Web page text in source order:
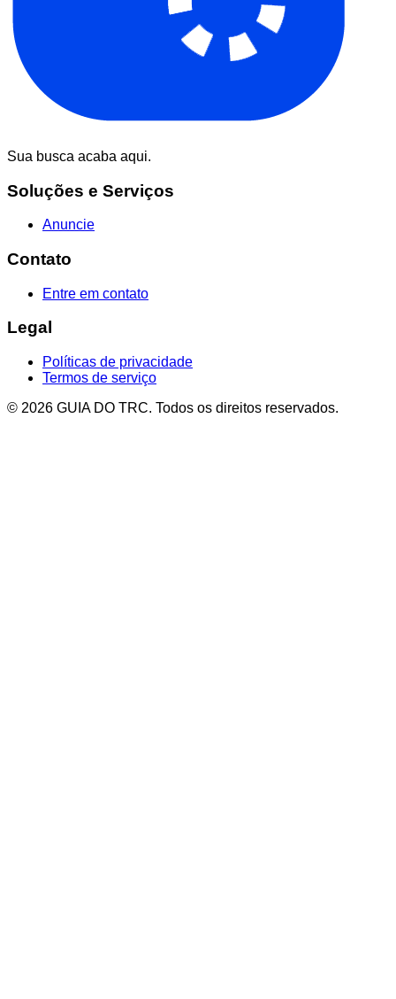
Sua busca acaba aqui.
Soluções e Serviços
Anuncie
Contato
Entre em contato
Legal
Políticas de privacidade
Termos de serviço
© 2026 GUIA DO TRC. Todos os direitos reservados.